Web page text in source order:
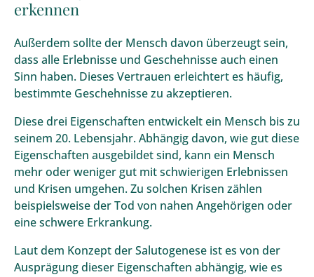
erkennen
Außerdem sollte der Mensch davon überzeugt sein,
dass alle Erlebnisse und Geschehnisse auch einen
Sinn haben. Dieses Vertrauen erleichtert es häufig,
bestimmte Geschehnisse zu akzeptieren.
Diese drei Eigenschaften entwickelt ein Mensch bis zu
seinem 20. Lebensjahr. Abhängig davon, wie gut diese
Eigenschaften ausgebildet sind, kann ein Mensch
mehr oder weniger gut mit schwierigen Erlebnissen
und Krisen umgehen. Zu solchen Krisen zählen
beispielsweise der Tod von nahen Angehörigen oder
eine schwere Erkrankung.
Laut dem Konzept der Salutogenese ist es von der
Ausprägung dieser Eigenschaften abhängig, wie es